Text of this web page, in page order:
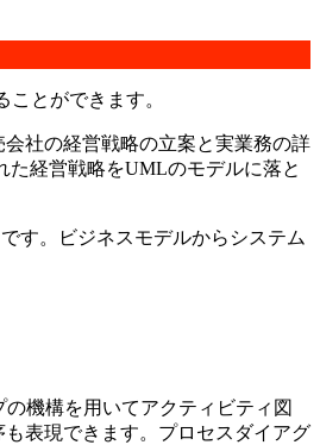
とができます。
社の経営戦略の立案と実業務の詳
経営戦略をUMLのモデルに落と
す。ビジネスモデルからシステム
機構を用いてアクティビティ図
表現できます。プロセスダイアグ